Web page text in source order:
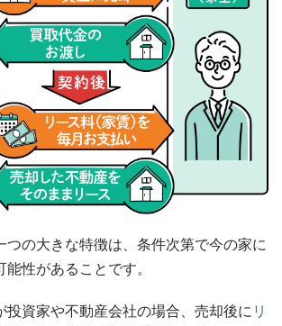
つの大きな特徴は、条件次第で今の家に
性があることです。
投資家や不動産会社の場合、売却後に リ